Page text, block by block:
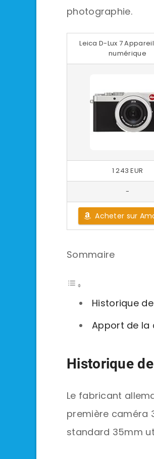
photographie.
Leica D-Lux 7
numérique
1 243 EUR
-
Acheter sur
Sommaire
Historique
Apport de la
Historique
Le fabricant
première caméra
standard 35mm